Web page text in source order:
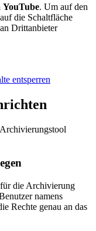
YouTube. Um auf den
die Schaltfläche
Drittanbieter
entsperren
die Archivierung
namens
Rechte genau an das